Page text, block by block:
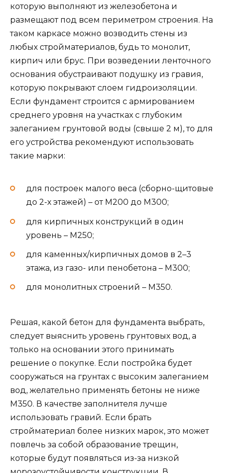
которую выполняют из железобетона и
размещают под всем периметром строения. На
таком каркасе можно возводить стены из
любых стройматериалов, будь то монолит,
кирпич или брус. При возведении ленточного
основания обустраивают подушку из гравия,
которую покрывают слоем гидроизоляции.
Если фундамент строится с армированием
среднего уровня на участках с глубоким
залеганием грунтовой воды (свыше 2 м), то для
его устройства рекомендуют использовать
такие марки:
для построек малого веса (сборно-щитовые
до 2-х этажей) – от М200 до М300;
для кирпичных конструкций в один
уровень – М250;
для каменных/кирпичных домов в 2–3
этажа, из газо- или пенобетона – М300;
для монолитных строений – М350.
Решая, какой бетон для фундамента выбрать,
следует выяснить уровень грунтовых вод, а
только на основании этого принимать
решение о покупке. Если постройка будет
сооружаться на грунтах с высоким залеганием
вод, желательно применять бетоны не ниже
М350. В качестве заполнителя лучше
использовать гравий. Если брать
стройматериал более низких марок, это может
повлечь за собой образование трещин,
которые будут появляться из-за низкой